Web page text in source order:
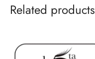
Related products